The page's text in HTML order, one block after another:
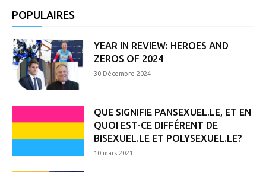
POPULAIRES
YEAR IN REVIEW: HEROES AND
ZEROS OF 2024
30 Décembre 2024
QUE SIGNIFIE PANSEXUEL.LE, ET EN
QUOI EST-CE DIFFÉRENT DE
BISEXUEL.LE ET POLYSEXUEL.LE?
10 mars 2021